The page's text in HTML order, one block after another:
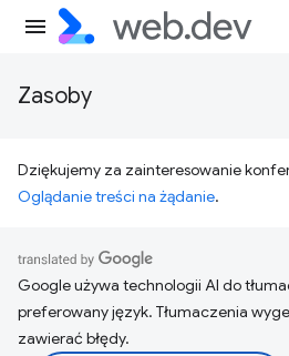
Zasoby
Dziękujemy za zainteresowanie
Oglądanie treści na żądanie.
Google używa technologii AI do
preferowany język. Tłumaczenia
zawierać błędy.